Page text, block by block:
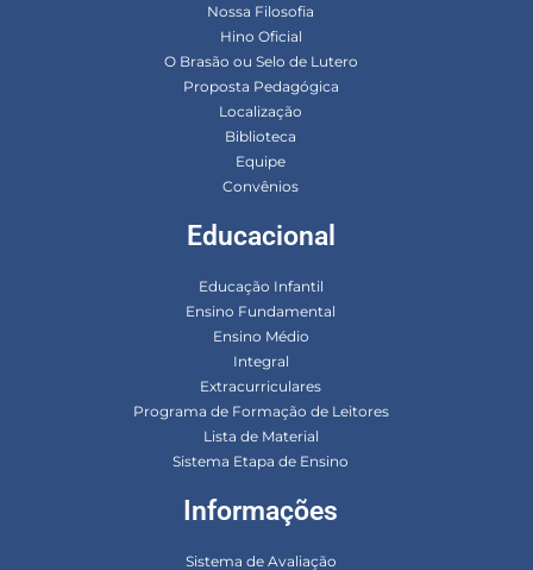
Nossa Filosofia
Hino Oficial
O Brasão ou Selo de Lutero
Proposta Pedagógica
Localização
Biblioteca
Equipe
Convênios
Educacional
Educação Infantil
Ensino Fundamental
Ensino Médio
Integral
Extracurriculares
Programa de Formação de Leitores
Lista de Material
Sistema Etapa de Ensino
Informações
Sistema de Avaliação